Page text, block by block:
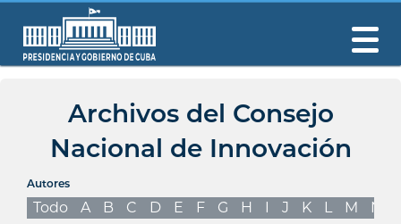
Archivos del Consejo
Nacional de Innovación
Autores
Todo A B C D E F G H I J K L M N